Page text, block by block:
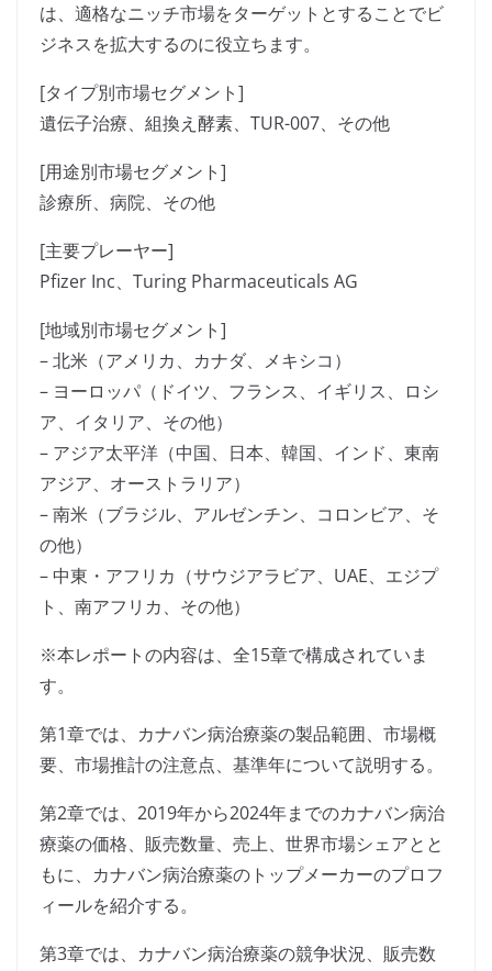
は、適格なニッチ市場をターゲットとすることでビ
ジネスを拡大するのに役立ちます。
[タイプ別市場セグメント]
遺伝子治療、組換え酵素、TUR-007、その他
[用途別市場セグメント]
診療所、病院、その他
[主要プレーヤー]
Pfizer Inc、Turing Pharmaceuticals AG
[地域別市場セグメント]
– 北米（アメリカ、カナダ、メキシコ）
– ヨーロッパ（ドイツ、フランス、イギリス、ロシ
ア、イタリア、その他）
– アジア太平洋（中国、日本、韓国、インド、東南
アジア、オーストラリア）
– 南米（ブラジル、アルゼンチン、コロンビア、そ
の他）
– 中東・アフリカ（サウジアラビア、UAE、エジプ
ト、南アフリカ、その他）
※本レポートの内容は、全15章で構成されていま
す。
第1章では、カナバン病治療薬の製品範囲、市場概
要、市場推計の注意点、基準年について説明する。
第2章では、2019年から2024年までのカナバン病治
療薬の価格、販売数量、売上、世界市場シェアとと
もに、カナバン病治療薬のトップメーカーのプロフ
ィールを紹介する。
第3章では、カナバン病治療薬の競争状況、販売数